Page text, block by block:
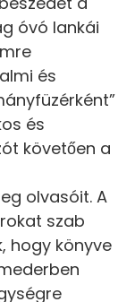
óvó lankái
és
és
követően a
olvasóit. A
szab
hogy könyve